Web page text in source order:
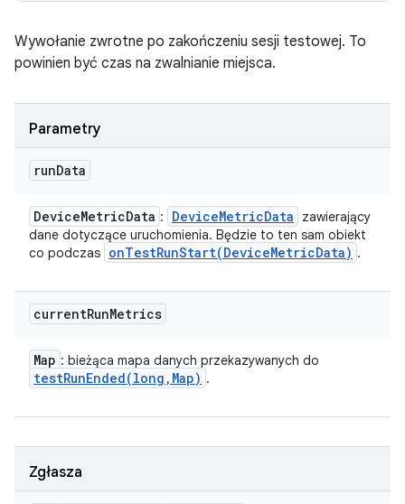
Wywołanie zwrotne po zakończeniu sesji testowej. To
powinien być czas na zwalnianie miejsca.
Parametry
runData
DeviceMetricData : DeviceMetricData
zawierający
dane dotyczące uruchomienia. Będzie to ten sam obiekt
co podczas onTestRunStart(DeviceMetricData) .
currentRunMetrics
Map : bieżąca mapa danych przekazywanych do
testRunEnded(long , Map) .
Zgłasza